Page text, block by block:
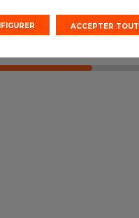
vous ACCEPTER TOUT